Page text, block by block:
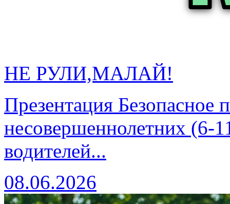
НЕ РУЛИ,МАЛАЙ!
Презентация Безопасное
несовершеннолетних (6-
водителей...
08.06.2026